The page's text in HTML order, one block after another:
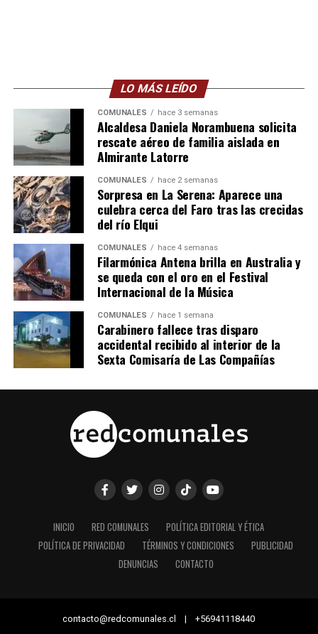
LO MÁS LEÍDO
COMUNALES hace 3 semanas
Alcaldesa Daniela Norambuena solicita
rescate aéreo de familia aislada en
Almirante Latorre
COMUNALES hace 2 semanas
Sorpresa en La Serena: Aparece una
culebra cerca del Faro tras las crecidas
del río Elqui
COMUNALES hace 4 semanas
Filarmónica Antena brilla en Australia y
se queda con el oro en el Festival
Internacional de la Música
COMUNALES hace 1 semana
Carabinero fallece tras disparo
accidental recibido al interior de la
Sexta Comisaría de Las Compañías
INICIO RED COMUNALES
POLÍTICA EDITORIAL Y ÉTICA
POLÍTICA DE PRIVACIDAD
TÉRMINOS Y CONDICIONES
PUBLICIDAD
DENUNCIAS
CONTACTO
contacto@redcomunales.cl | +56941118440